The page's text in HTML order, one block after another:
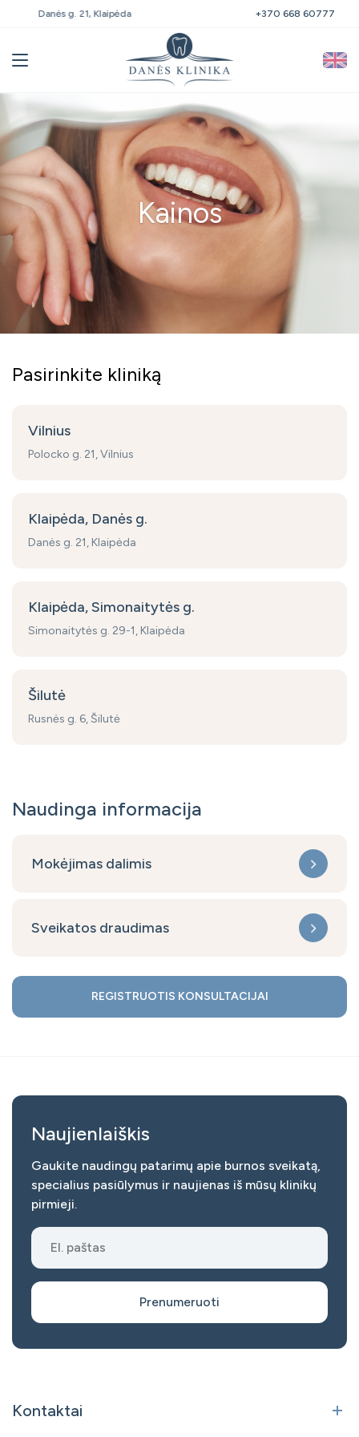
Danės g. 21, Klaipėda +370 668 60777
Kainos
Pasirinkite kliniką
Vilnius
Polocko g. 21, Vilnius
Klaipėda, Danės g.
Danės g. 21, Klaipėda
Klaipėda, Simonaitytės g.
Simonaitytės g. 29-1, Klaipėda
Šilutė
Rusnės g. 6, Šilutė
Naudinga informacija
Mokėjimas dalimis
Sveikatos draudimas
REGISTRUOTIS KONSULTACIJAI
Naujienlaiškis
Gaukite naudingų patarimų apie burnos sveikatą,
specialius pasiūlymus ir naujienas iš mūsų klinikų
pirmieji.
Prenumeruoti
Kontaktai